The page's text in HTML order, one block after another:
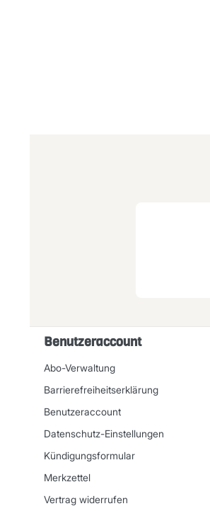
Benutzeraccount
Abo-Verwaltung
Barrierefreiheitserklärung
Benutzeraccount
Datenschutz-Einstellungen
Kündigungsformular
Merkzettel
Vertrag widerrufen